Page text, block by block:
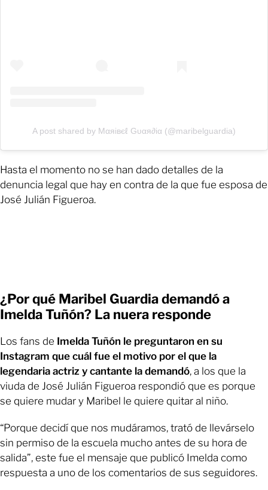
A post shared by Mαяiвєℓ Gυαя∂iα (@maribelguardia)
Hasta el momento no se han dado detalles de la
denuncia legal que hay en contra de la que fue esposa de
José Julián Figueroa.
¿Por qué Maribel Guardia demandó a
Imelda Tuñón? La nuera responde
Los fans de Imelda Tuñón le preguntaron en su
Instagram que cuál fue el motivo por el que la
legendaria actriz y cantante la demandó, a los que la
viuda de José Julián Figueroa respondió que es porque
se quiere mudar y Maribel le quiere quitar al niño.
“Porque decidí que nos mudáramos, trató de llevárselo
sin permiso de la escuela mucho antes de su hora de
salida”, este fue el mensaje que publicó Imelda como
respuesta a uno de los comentarios de sus seguidores.